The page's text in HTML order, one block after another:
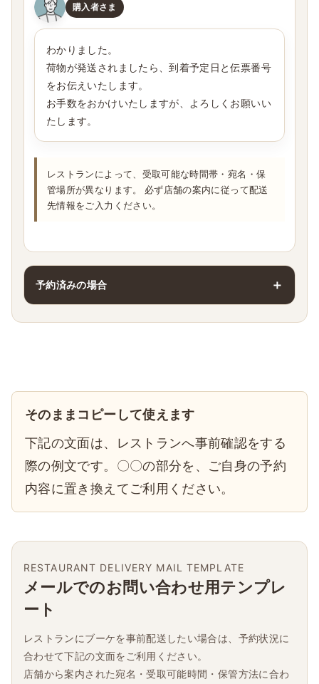
購入者さま
わかりました。
荷物が発送されましたら、到着予定日と伝票番号
をお伝えいたします。
お手数をおかけいたしますが、よろしくお願いい
たします。
レストランによって、受取可能な時間帯・宛名・保
管場所が異なります。 必ず店舗の案内に従って配送
先情報をご入力ください。
予約済みの場合
そのままコピーして使えます
下記の文面は、レストランへ事前確認をする
際の例文です。〇〇の部分を、ご自身の予約
内容に置き換えてご利用ください。
RESTAURANT DELIVERY MAIL TEMPLATE
メールでのお問い合わせ用テンプレ
ート
レストランにブーケを事前配送したい場合は、予約状況に
合わせて下記の文面をご利用ください。
店舗から案内された宛名・受取可能時間・保管方法に合わ